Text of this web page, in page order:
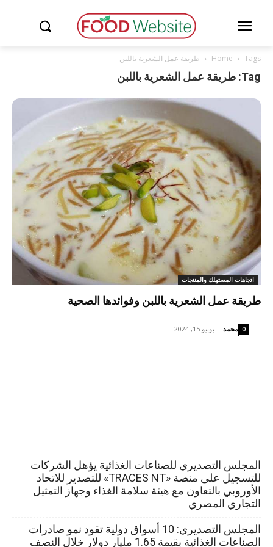
Home Tags طريقة عمل الشعرية باللبن
Tag: طريقة عمل الشعرية باللبن
اتجاهات المستهلك والمنتجات
طريقة عمل الشعرية باللبن وفوائدها الصحية
محمد - يونيو 15, 2024 0
المجلس التصديري للصناعات الغذائية يؤهل الشركات
للتسجيل على منصة «TRACES NT» للتصدير للاتحاد
الأوروبي بالتعاون مع هيئة سلامة الغذاء وجهاز التمثيل
التجاري المصري
المجلس التصديري: 10 أسواق دولية تقود نمو صادرات
الصناعات الغذائية بقيمة 1.65 مليار دولار خلال النصف